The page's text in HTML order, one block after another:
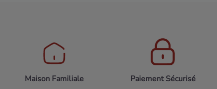
Maison Familiale Paiement Sécurisé